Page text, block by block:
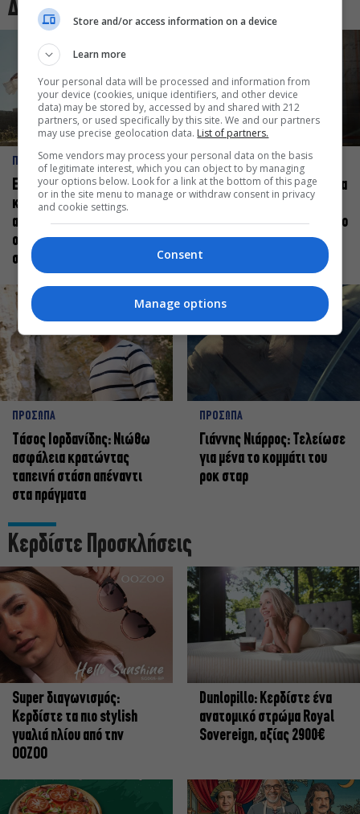
Δες και αυτό
ΠΡΟΣΩΠΑ
Ελεάνα Ανδρεούδη: Κάθε
καλλιτέχνης όταν
ανεβαίνει στη σκηνή
οφείλει να αισθάνεται
σταρ
ΠΡΟΣΩΠΑ
Βαγγέλης Μπίκος: Έμαθα να
δίνω αξία στο ποιος είμαι
πάνω στη σκηνή και όχι στο
πως χορεύω
ΠΡΟΣΩΠΑ
Tάσος Ιορδανίδης: Νιώθω
ασφάλεια κρατώντας
ταπεινή στάση απέναντι
στα πράγματα
ΠΡΟΣΩΠΑ
Γιάννης Νιάρρος: Τελείωσε
για μένα το κομμάτι του
ροκ σταρ
Κερδίστε Προσκλήσεις
Super διαγωνισμός:
Κερδίστε τα πιο stylish
γυαλιά ηλίου από την
OOZOO
Dunlopillo: Κερδίστε ένα
ανατομικό στρώμα Royal
Sovereign, αξίας 2900€
Store and/or access information on a device
Learn more
Your personal data will be processed and information from
your device (cookies, unique identifiers, and other device
data) may be stored by, accessed by and shared with 212
partners, or used specifically by this site. We and our partners
may use precise geolocation data. List of partners.
Some vendors may process your personal data on the basis
of legitimate interest, which you can object to by managing
your options below. Look for a link at the bottom of this page
or in the site menu to manage or withdraw consent in privacy
and cookie settings.
Consent
Manage options